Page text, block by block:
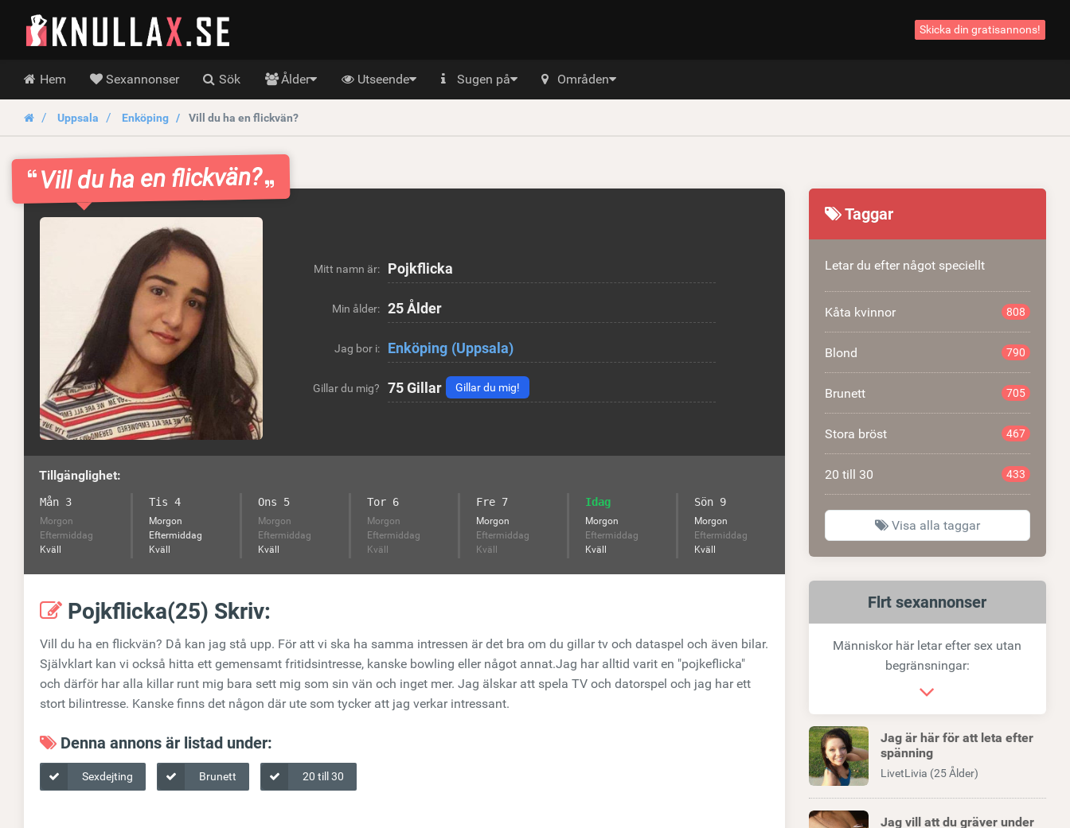
KnullaX.se Skicka din gratisannons!
Hoofdmenu
Hem Sexannonser Sök Ålder Utseende Sugen på Områden
Uppsala Enköping Vill du ha en flickvän?
Vill du ha en flickvän?
Mitt namn är: Pojkflicka
Min ålder: 25 Ålder
Jag bor i: Enköping (Uppsala)
Gillar du mig? 75Gillar Gillar du mig!
Tillgänglighet:
Mån 3
Morgon
Eftermiddag
Kväll
Tis 4
Morgon
Eftermiddag
Kväll
Ons 5
Morgon
Eftermiddag
Kväll
Tor 6
Morgon
Eftermiddag
Kväll
Fre 7
Morgon
Eftermiddag
Kväll
Idag
Morgon
Eftermiddag
Kväll
Sön 9
Morgon
Eftermiddag
Kväll
Pojkflicka(25) Skriv:
Vill du ha en flickvän? Då kan jag stå upp. För att vi ska ha samma intressen är det bra om du gillar tv och dataspel och även bilar.
Självklart kan vi också hitta ett gemensamt fritidsintresse, kanske bowling eller något annat.Jag har alltid varit en "pojkeflicka"
och därför har alla killar runt mig bara sett mig som sin vän och inget mer. Jag älskar att spela TV och datorspel och jag har ett
stort bilintresse. Kanske finns det någon där ute som tycker att jag verkar intressant.
Denna annons är listad under:
Sexdejting Brunett 20 till 30
Taggar
Letar du efter något speciellt
Kåta kvinnor 808
Blond 790
Brunett 705
Stora bröst 467
20 till 30 433
Visa alla taggar
Relaterad
länk
Flrt sexannonser
Människor här letar efter sex utan
begränsningar:
Jag är här för att leta efter
spänning
LivetLivia (25 Ålder)
Jag vill att du gräver under